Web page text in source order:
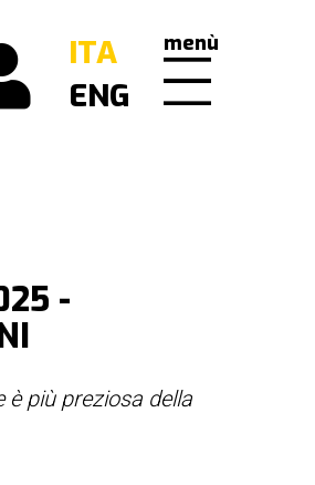
ITA
ENG
menù
-
è più preziosa della